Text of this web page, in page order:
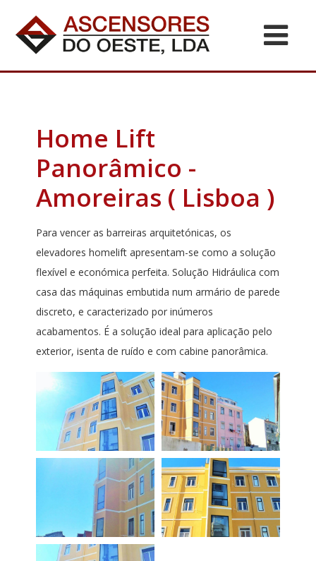
Home Lift
Panorâmico -
Amoreiras ( Lisboa )
Para vencer as barreiras arquitetónicas, os
elevadores homelift apresentam-se como a solução
flexível e económica perfeita. Solução Hidráulica com
casa das máquinas embutida num armário de parede
discreto, e caracterizado por inúmeros
acabamentos. É a solução ideal para aplicação pelo
exterior, isenta de ruído e com cabine panorâmica.